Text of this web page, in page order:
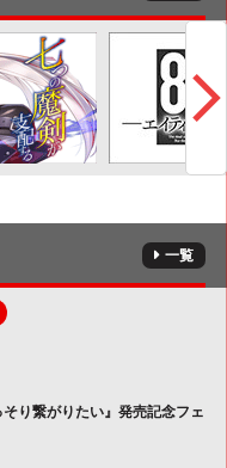
一覧
そり繋がりたい』発売記念フェ